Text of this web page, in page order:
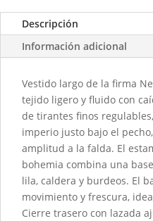
Descripción
Información adicional
Vestido largo de la firma
tejido ligero y fluido con
de tirantes finos
imperio justo bajo el
amplitud a la falda. El
bohemia combina una
lila, caldera y burdeos. El
movimiento y frescura,
Cierre trasero con lazada